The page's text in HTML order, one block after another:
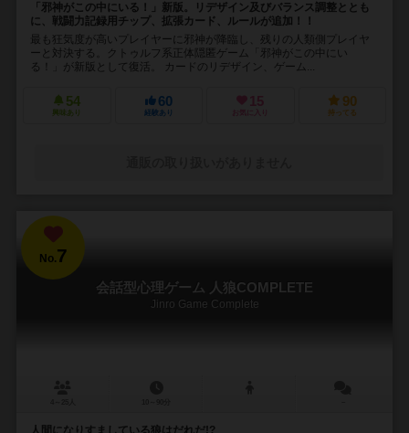
「邪神がこの中にいる！」新版。リデザイン及びバランス調整ととも
に、戦闘力記録用チップ、拡張カード、ルールが追加！！
最も狂気度が高いプレイヤーに邪神が降臨し、残りの人類側プレイヤ
ーと対決する。クトゥルフ系正体隠匿ゲーム「邪神がこの中にい
る！」が新版として復活。 カードのリデザイン、ゲーム...
54
興味あり
60
経験あり
15
お気に入り
90
持ってる
No.7
会話型心理ゲーム 人狼COMPLETE
Jinro Game Complete
人間になりすましている狼はだれだ!?